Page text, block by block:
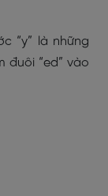
“y” là những
đuôi “ed” vào